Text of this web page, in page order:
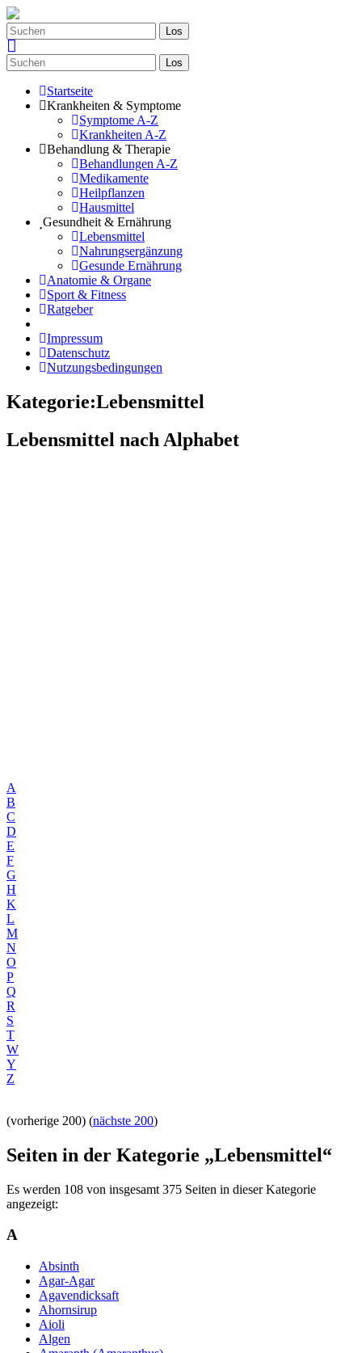
Los
Los
Startseite
Krankheiten & Symptome
Symptome A-Z
Krankheiten A-Z
Behandlung & Therapie
Behandlungen A-Z
Medikamente
Heilpflanzen
Hausmittel
Gesundheit & Ernährung
Lebensmittel
Nahrungsergänzung
Gesunde Ernährung
Anatomie & Organe
Sport & Fitness
Ratgeber
Impressum
Datenschutz
Nutzungsbedingungen
Kategorie:Lebensmittel
Lebensmittel nach Alphabet
A
B
C
D
E
F
G
H
K
L
M
N
O
P
Q
R
S
T
W
Y
Z
(vorherige 200) (nächste 200)
Seiten in der Kategorie „Lebensmittel“
Es werden 108 von insgesamt 375 Seiten in dieser Kategorie
angezeigt:
A
Absinth
Agar-Agar
Agavendicksaft
Ahornsirup
Aioli
Algen